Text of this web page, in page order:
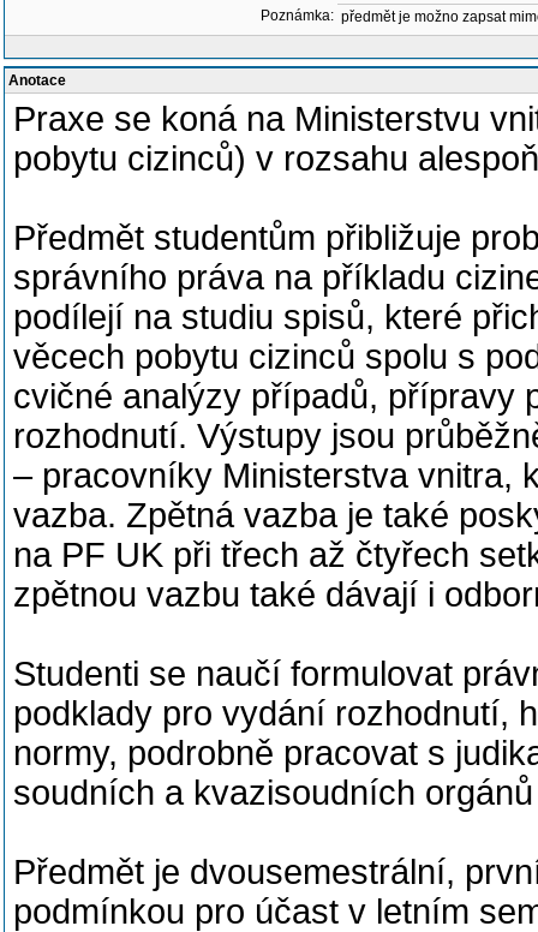
Poznámka: předmět je možno zapsat
Anotace
Praxe se koná na Ministerstvu
pobytu cizinců) v rozsahu
Předmět studentům přibližuje
správního práva na příkladu
podílejí na studiu spisů, které
věcech pobytu cizinců spolu s
cvičné analýzy případů, přípravy
rozhodnutí. Výstupy jsou
– pracovníky Ministerstva vnitra,
vazba. Zpětná vazba je také
na PF UK při třech až čtyřech
zpětnou vazbu také dávají i
Studenti se naučí formulovat
podklady pro vydání rozhodnutí,
normy, podrobně pracovat s
soudních a kvazisoudních
Předmět je dvousemestrální,
podmínkou pro účast v letním